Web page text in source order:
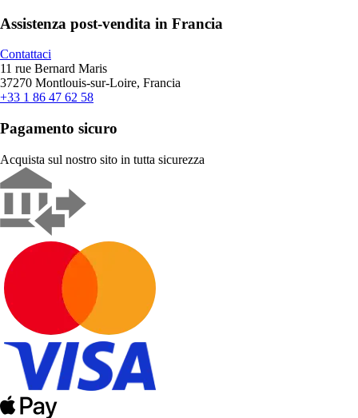
Assistenza post-vendita in Francia
Contattaci
11 rue Bernard Maris
37270 Montlouis-sur-Loire, Francia
+33 1 86 47 62 58
Pagamento sicuro
Acquista sul nostro sito in tutta sicurezza